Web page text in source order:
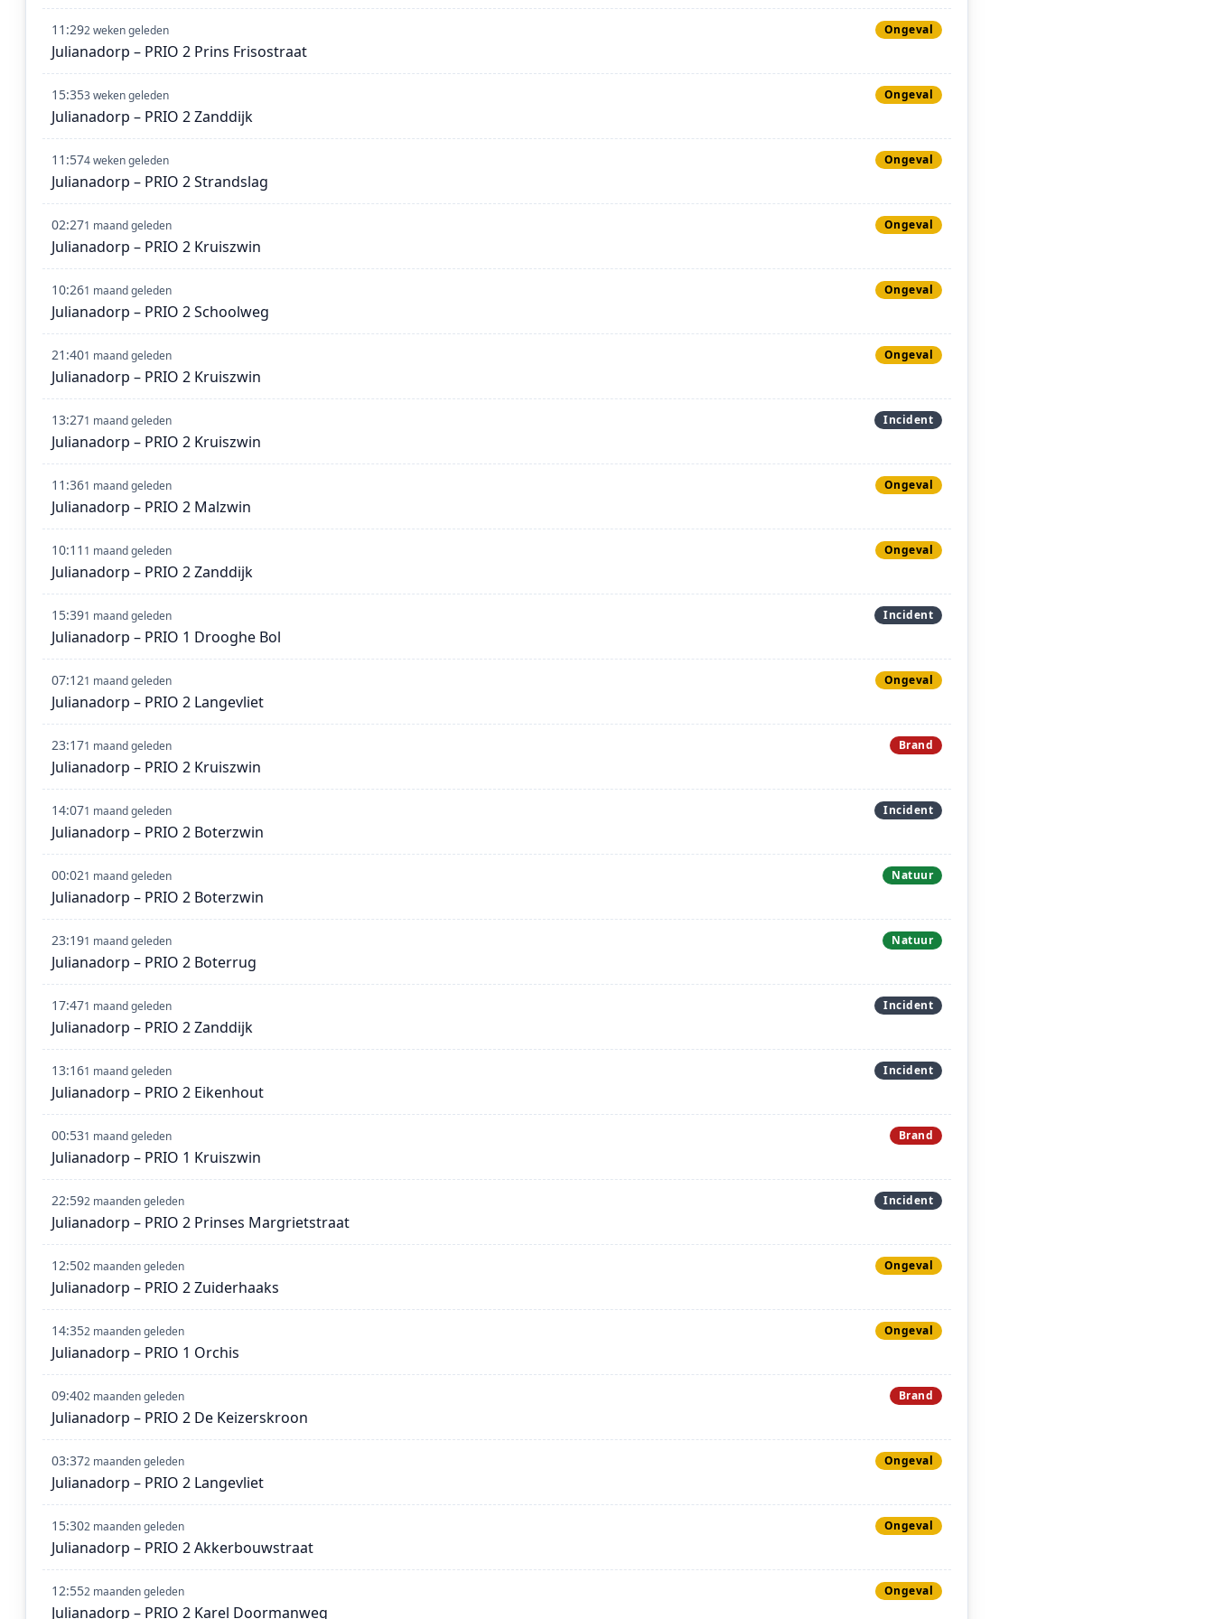
11:292 weken geleden Ongeval
Julianadorp – PRIO 2 Prins Frisostraat
15:353 weken geleden Ongeval
Julianadorp – PRIO 2 Zanddijk
11:574 weken geleden Ongeval
Julianadorp – PRIO 2 Strandslag
02:271 maand geleden Ongeval
Julianadorp – PRIO 2 Kruiszwin
10:261 maand geleden Ongeval
Julianadorp – PRIO 2 Schoolweg
21:401 maand geleden Ongeval
Julianadorp – PRIO 2 Kruiszwin
13:271 maand geleden Incident
Julianadorp – PRIO 2 Kruiszwin
11:361 maand geleden Ongeval
Julianadorp – PRIO 2 Malzwin
10:11 1 maand geleden Ongeval
Julianadorp – PRIO 2 Zanddijk
15:391 maand geleden Incident
Julianadorp – PRIO 1 Drooghe Bol
07:121 maand geleden Ongeval
Julianadorp – PRIO 2 Langevliet
23:171 maand geleden Brand
Julianadorp – PRIO 2 Kruiszwin
14:071 maand geleden Incident
Julianadorp – PRIO 2 Boterzwin
00:021 maand geleden Natuur
Julianadorp – PRIO 2 Boterzwin
23:191 maand geleden Natuur
Julianadorp – PRIO 2 Boterrug
17:471 maand geleden Incident
Julianadorp – PRIO 2 Zanddijk
13:161 maand geleden Incident
Julianadorp – PRIO 2 Eikenhout
00:531 maand geleden Brand
Julianadorp – PRIO 1 Kruiszwin
22:592 maanden geleden Incident
Julianadorp – PRIO 2 Prinses Margrietstraat
12:502 maanden geleden Ongeval
Julianadorp – PRIO 2 Zuiderhaaks
14:352 maanden geleden Ongeval
Julianadorp – PRIO 1 Orchis
09:402 maanden geleden Brand
Julianadorp – PRIO 2 De Keizerskroon
03:372 maanden geleden Ongeval
Julianadorp – PRIO 2 Langevliet
15:302 maanden geleden Ongeval
Julianadorp – PRIO 2 Akkerbouwstraat
12:552 maanden geleden Ongeval
Julianadorp – PRIO 2 Karel Doormanweg